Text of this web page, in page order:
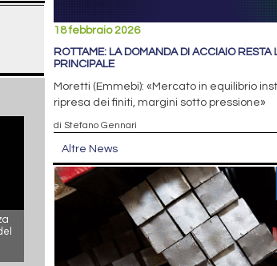
18 febbraio 2026
ROTTAME: LA DOMANDA DI ACCIAIO RESTA
PRINCIPALE
Moretti (Emmebi): «Mercato in equilibrio
ripresa dei finiti, margini sotto pressione»
di Stefano Gennari
Altre News